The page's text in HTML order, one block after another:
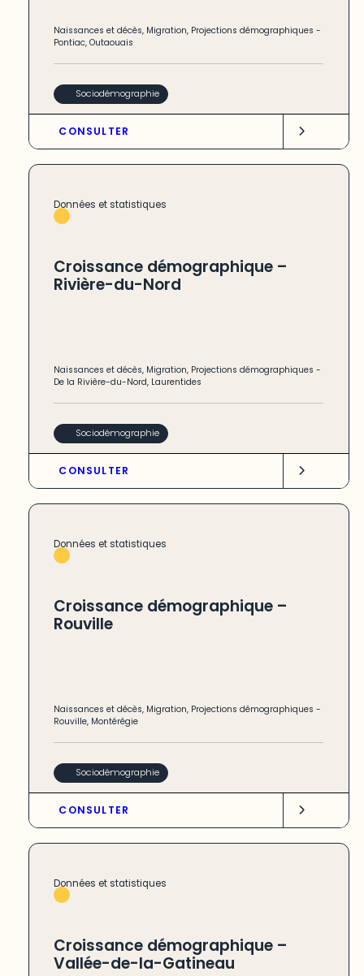
Naissances et décès, Migration, Projections démographiques -
Pontiac,Outaouais
Sociodémographie
CONSULTER
Données et statistiques
Croissance démographique –
Rivière-du-Nord
Naissances et décès, Migration, Projections démographiques -
De la Rivière-du-Nord, Laurentides
Sociodémographie
CONSULTER
Données et statistiques
Croissance démographique –
Rouville
Naissances et décès, Migration, Projections démographiques -
Rouville, Montérégie
Sociodémographie
CONSULTER
Données et statistiques
Croissance démographique –
Vallée-de-la-Gatineau